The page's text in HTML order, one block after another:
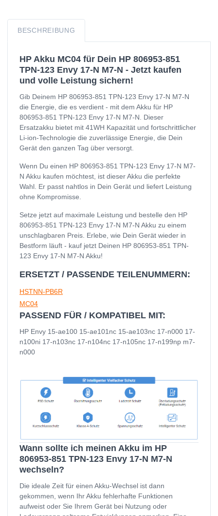
BESCHREIBUNG
HP Akku MC04 für Dein HP 806953-851
TPN-123 Envy 17-N M7-N - Jetzt kaufen
und volle Leistung sichern!
Gib Deinem HP 806953-851 TPN-123 Envy 17-N M7-N
die Energie, die es verdient - mit dem Akku für HP
806953-851 TPN-123 Envy 17-N M7-N. Dieser
Ersatzakku bietet mit 41WH Kapazität und fortschrittlicher
Li-ion-Technologie die zuverlässige Energie, die Dein
Gerät den ganzen Tag über versorgt.
Wenn Du einen HP 806953-851 TPN-123 Envy 17-N M7-
N Akku kaufen möchtest, ist dieser Akku die perfekte
Wahl. Er passt nahtlos in Dein Gerät und liefert Leistung
ohne Kompromisse.
Setze jetzt auf maximale Leistung und bestelle den HP
806953-851 TPN-123 Envy 17-N M7-N Akku zu einem
unschlagbaren Preis. Erlebe, wie Dein Gerät wieder in
Bestform läuft - kauf jetzt Deinen HP 806953-851 TPN-
123 Envy 17-N M7-N Akku!
ERSETZT / PASSENDE TEILENUMMERN:
HSTNN-PB6R
MC04
PASSEND FÜR / KOMPATIBEL MIT:
HP Envy 15-ae100 15-ae101nc 15-ae103nc 17-n000 17-
n100ni 17-n103nc 17-n104nc 17-n105nc 17-n199np m7-
n000
Wann sollte ich meinen Akku im HP
806953-851 TPN-123 Envy 17-N M7-N
wechseln?
Die ideale Zeit für einen Akku-Wechsel ist dann
gekommen, wenn Ihr Akku fehlerhafte Funktionen
aufweist oder Sie Ihrem Gerät bei Nutzung oder